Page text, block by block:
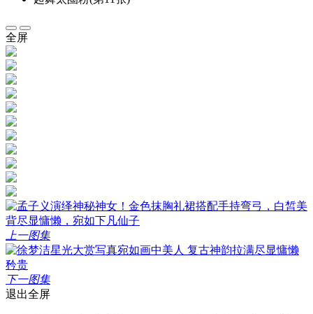
全屏
上一图集
下一图集
退出全屏